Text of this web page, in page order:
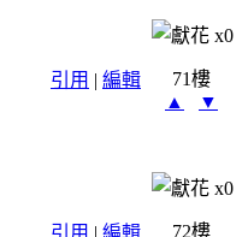
x0
引用 | 編輯
71樓
▲
▼
x0
引用 | 編輯
72樓